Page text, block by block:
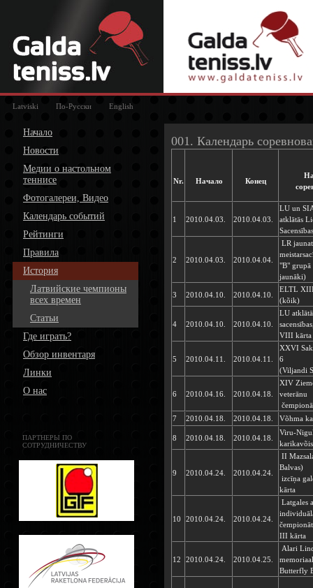
Latviski По-Русски English
Начало
Новости
Медии о настольном
теннисе
Фотогалереи, Видео
Календарь событий
Рейтинги
Правила
История
Латвийские чемпионы
всех времен
Cтатьи
Где играть?
Обзор инвентаря
Линки
О нас
ПАРТНЕРЫ ПО
СОТРУДНИЧЕСТВУ
001. Календарь
Nr. Начало Конец
1 2010.04.03. 2010.04.03.
LU un
atklātās
Sacensības
2 2010.04.03. 2010.04.04.
LR
"B" grupā
jaunāki)
3 2010.04.10. 2010.04.10.
ELTL
(kõik)
4 2010.04.10. 2010.04.10.
LU
VIII kārta
5 2010.04.11. 2010.04.11.
XXVI
6
(Viljandi
6 2010.04.16. 2010.04.18.
XIV
veterānu
7
2010.04.18. 2010.04.18. Võhma
8 2010.04.18. 2010.04.18.
Viru-
9 2010.04.24. 2010.04.24.
II
Balvas)
izcīņa
kārta
10 2010.04.24. 2010.04.24.
Latgales
III kārta
12 2010.04.24. 2010.04.25.
Alari
Butterfly